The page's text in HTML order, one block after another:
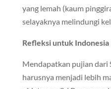
yang lemah (kaum
selayaknya melindungi
Refleksi untuk Indonesia
Mendapatkan pujian dari
harusnya menjadi lebih